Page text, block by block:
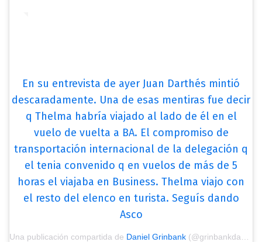
En su entrevista de ayer Juan Darthés mintió
descaradamente. Una de esas mentiras fue decir
q Thelma habría viajado al lado de él en el
vuelo de vuelta a BA. El compromiso de
transportación internacional de la delegación q
el tenia convenido q en vuelos de más de 5
horas el viajaba en Business. Thelma viajo con
el resto del elenco en turista. Seguís dando
Asco
Una publicación compartida de Daniel Grinbank (@grinbankdaniel) el